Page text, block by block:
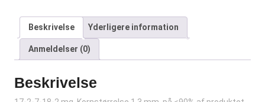
Beskrivelse Yderligere information
Anmeldelser (0)
Beskrivelse